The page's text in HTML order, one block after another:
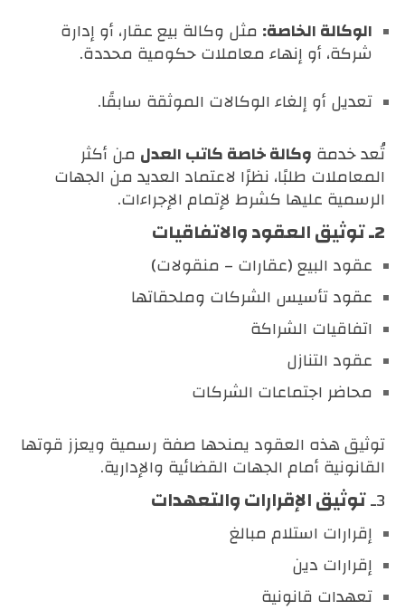
الوكالة الخاصة: مثل وكالة بيع عقار، أو إدارة
شركة، أو إنهاء معاملات حكومية محددة.
تعديل أو إلغاء الوكالات الموثقة سابقًا.
تُعد خدمة وكالة خاصة كاتب العدل من أكثر
المعاملات طلبًا، نظرًا لاعتماد العديد من الجهات
الرسمية عليها كشرط لإتمام الإجراءات.
2ـ توثيق العقود والاتفاقيات
عقود البيع (عقارات – منقولات)
عقود تأسيس الشركات وملحقاتها
اتفاقيات الشراكة
عقود التنازل
محاضر اجتماعات الشركات
توثيق هذه العقود يمنحها صفة رسمية ويعزز قوتها
القانونية أمام الجهات القضائية والإدارية.
3ـ توثيق الإقرارات والتعهدات
إقرارات استلام مبالغ
إقرارات دين
تعهدات قانونية